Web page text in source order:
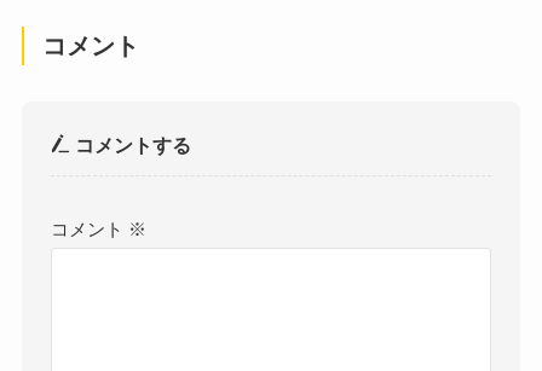
コメント
コメントする
コメント ※